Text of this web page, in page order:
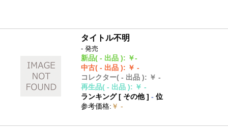
タイトル不明
- 発売
新品( - 出品 ): ￥-
中古( - 出品 ): ￥ -
コレクター( - 出品 ): ￥ -
再生品( - 出品 ): ￥ -
ランキング [ その他]- 位
参考価格: ￥ -